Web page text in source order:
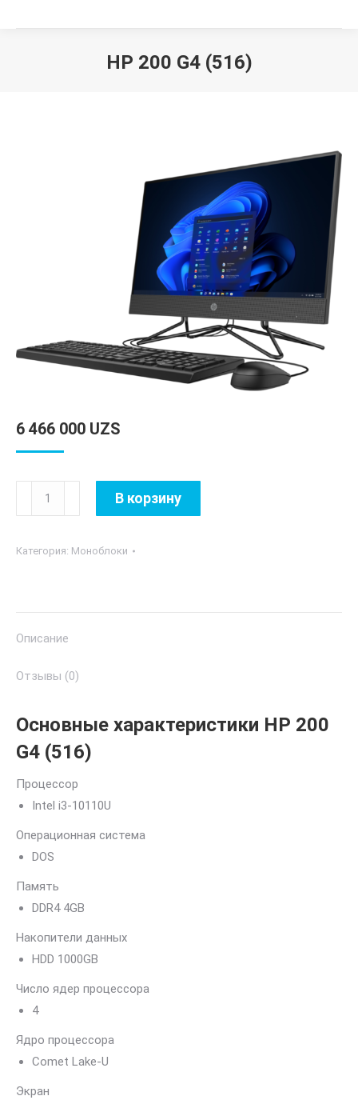
HP 200 G4 (516)
6 466 000 UZS
Количество
товара
200
В корзину
Категория: Моноблоки
Описание
Отзывы (0)
Основные характеристики HP 200
G4 (516)
Процессор
Intel i3-10110U
Операционная система
DOS
Память
DDR4 4GB
Накопители данных
HDD 1000GB
Число ядер процессора
4
Ядро процессора
Comet Lake-U
Экран